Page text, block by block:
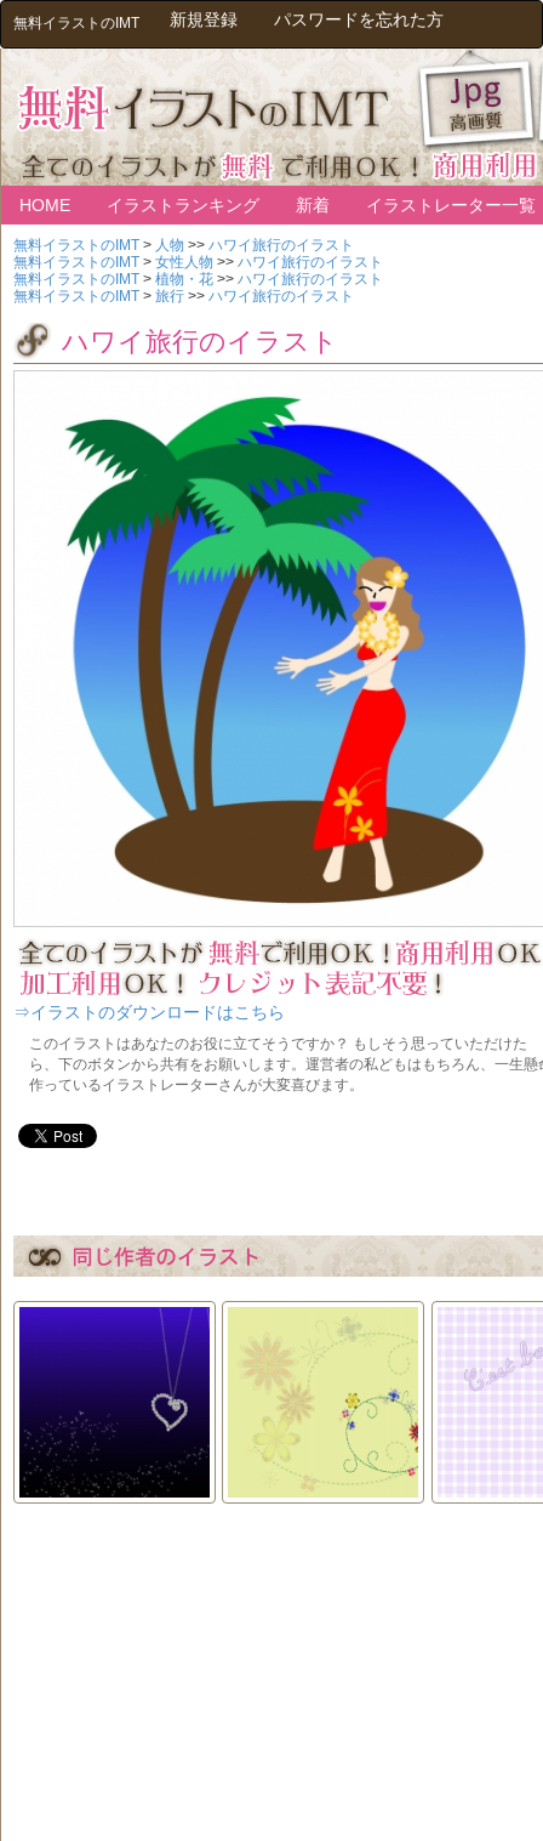
無料イラストのIMT 新規登録 パスワードを忘れた方
HOME イラストランキング 新着 イラストレーター一覧
無料イラストのIMT > 人物 >> ハワイ旅行のイラスト
無料イラストのIMT > 女性人物 >> ハワイ旅行のイラスト
無料イラストのIMT > 植物・花 >> ハワイ旅行のイラスト
無料イラストのIMT > 旅行 >> ハワイ旅行のイラスト
ハワイ旅行のイラスト
⇒イラストのダウンロードはこちら